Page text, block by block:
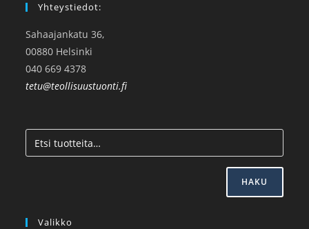
Yhteystiedot:
Sahaajankatu 36,
00880 Helsinki
040 669 4378
tetu@teollisuustuonti.fi
HAKU
Valikko